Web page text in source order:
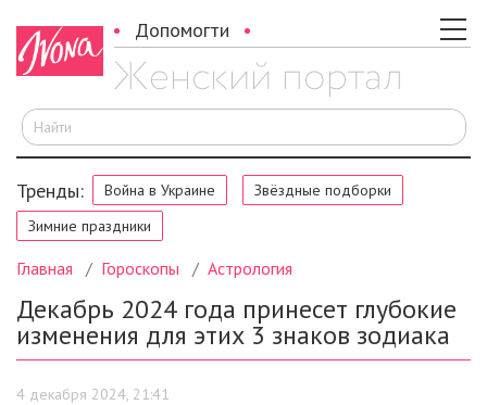
Допомогти
Тренды: Война в Украине
Звёздные подборки
Зимние праздники
Главная Гороскопы Астрология
Декабрь 2024 года принесет глубокие
изменения для этих 3 знаков зодиака
4 декабря 2024, 21:41